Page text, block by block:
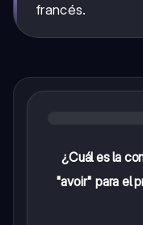
francés.
¿Cuál es la
"avoir" para el